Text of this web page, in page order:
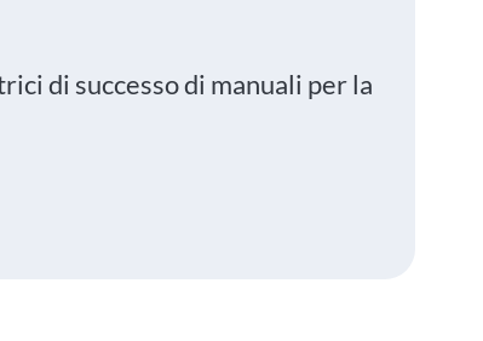
di successo di manuali per la